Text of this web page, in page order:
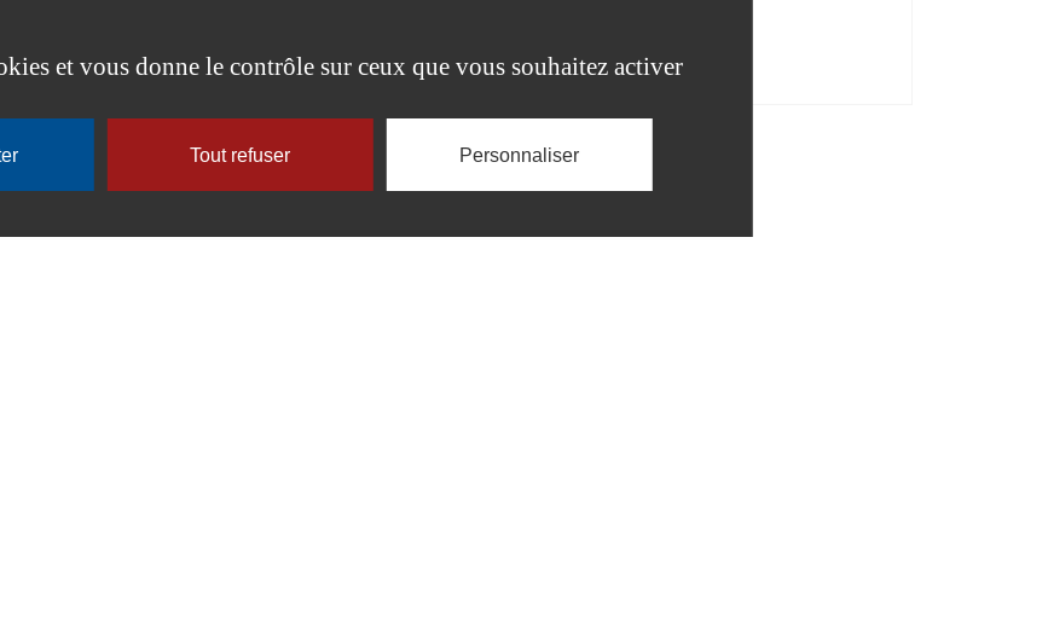
et vous donne le contrôle sur ceux que vous souhaitez activer
Tout refuser Personnaliser